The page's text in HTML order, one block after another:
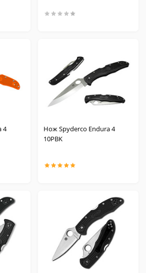
4
Нож Spyderco Endura 4
10PBK